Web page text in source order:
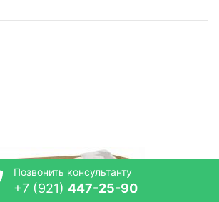
Позвонить консультанту
+7 (921) 447-25-90